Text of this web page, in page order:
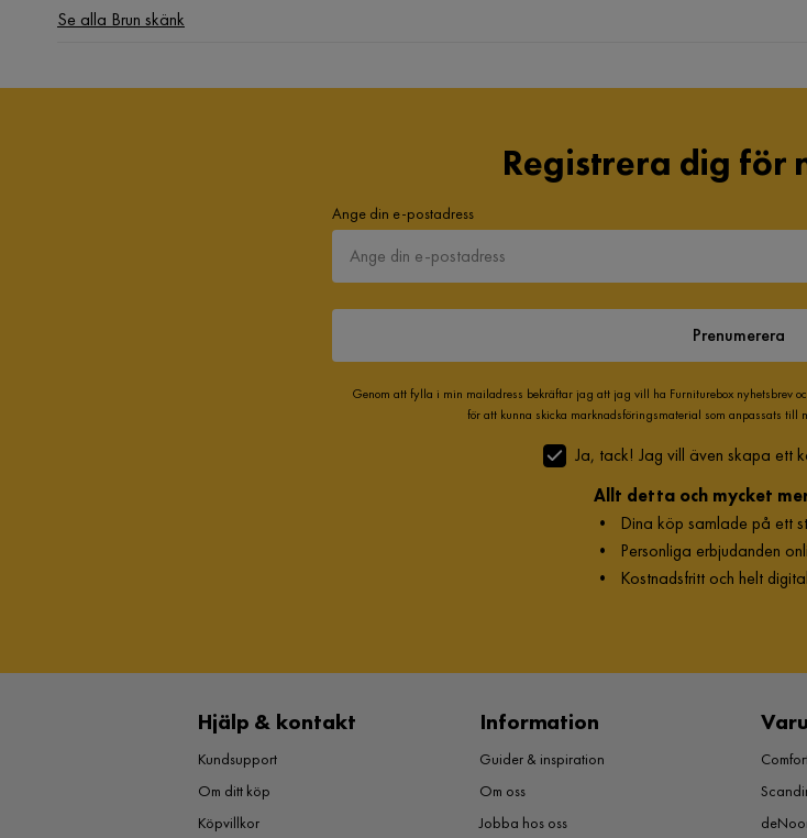
Se alla Brun skänk
Registrera dig för
Ange din e-postadress
Prenumerera
Genom att fylla i min mailadress bekräftar jag att jag vill ha Furniturebox nyhetsbrev
för att kunna skicka marknadsföringsmaterial som anpassats till
Ja, tack! Jag vill även skapa ett
Allt detta och mycket
• Dina köp samlade på ett
• Personliga erbjudanden
• Kostnadsfritt och helt
Hjälp & kontakt
Kundsupport
Om ditt köp
Köpvillkor
Information
Guider & inspiration
Om oss
Jobba hos oss